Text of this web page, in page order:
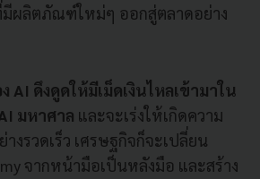
มีผลิตภัณฑ์ใหม่ๆ ออกสู่ตลาดอย่าง
ดึงดูดให้มีเม็ดเงินไหลเข้ามาใน
มหาศาล และจะเร่งให้เกิดความ
งรวดเร็ว เศรษฐกิจก็จะเปลี่ยน
จากหน้ามือเป็นหลังมือ และสร้าง